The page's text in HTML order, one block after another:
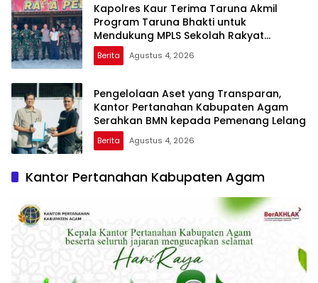
Kapolres Kaur Terima Taruna Akmil
Program Taruna Bhakti untuk
Mendukung MPLS Sekolah Rakyat
Kabupaten Kaur
Berita Agustus 4, 2026
Pengelolaan Aset yang Transparan,
Kantor Pertanahan Kabupaten Agam
Serahkan BMN kepada Pemenang Lelang
Berita Agustus 4, 2026
Kantor Pertanahan Kabupaten Agam